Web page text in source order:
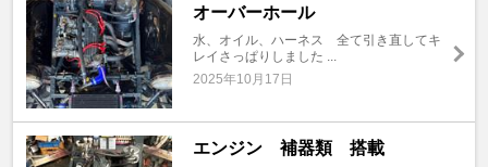
オーバーホール
水、オイル、ハーネス 全て引き直してキ
レイさっぱりしました ...
2025年10月17日
エンジン 補器類 搭載